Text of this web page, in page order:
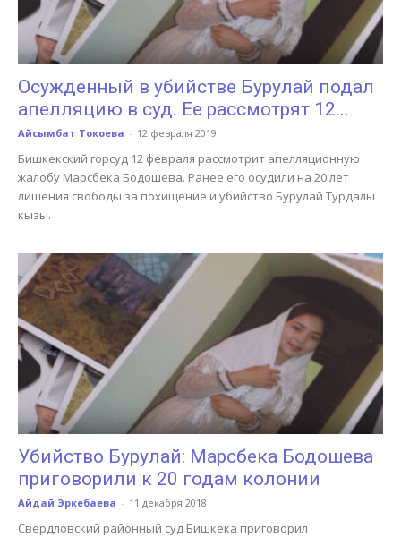
Осужденный в убийстве Бурулай подал
апелляцию в суд. Ее рассмотрят 12...
Айсымбат Токоева - 12 февраля 2019
Бишкекский горсуд 12 февраля рассмотрит апелляционную
жалобу Марсбека Бодошева. Ранее его осудили на 20 лет
лишения свободы за похищение и убийство Бурулай Турдалы
кызы.
Убийство Бурулай: Марсбека Бодошева
приговорили к 20 годам колонии
Айдай Эркебаева - 11 декабря 2018
Свердловский районный суд Бишкека приговорил